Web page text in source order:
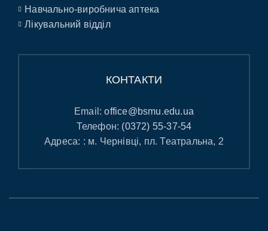
Навчально-виробнича аптека
Лікувальний відділ
КОНТАКТИ
Email:office@bsmu.edu.ua
Телефон: (0372) 55-37-54
Адреса: : м. Чернівці, пл. Театральна, 2